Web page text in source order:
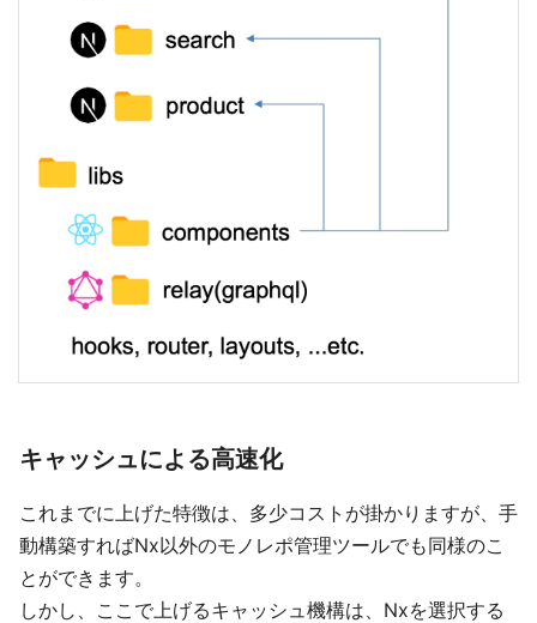
キャッシュによる高速化
これまでに上げた特徴は、多少コストが掛かりますが、手
動構築すればNx以外のモノレポ管理ツールでも同様のこ
とができます。
しかし、ここで上げるキャッシュ機構は、Nxを選択する